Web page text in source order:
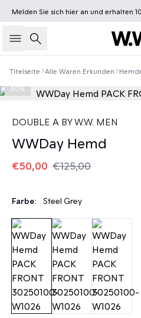
Melden Sie sich hieran und erhalten
Suche
Titelseite Alle Waren Erkunden
60%
DOUBLE A BY W.W. MEN
WWDay Hemd
€50,00 €125,00
Farbe: Steel Grey